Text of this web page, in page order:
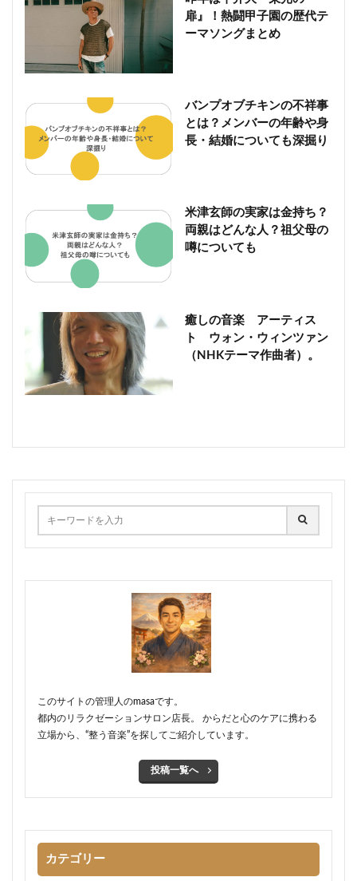
扉』！熱闘甲子園の歴代テ
ーマソングまとめ
バンプオブチキンの不祥事
とは？メンバーの年齢や身
長・結婚についても深掘り
米津玄師の実家は金持ち？
両親はどんな人？祖父母の
噂についても
癒しの音楽 アーティス
ト ウォン・ウィンツァン
（NHKテーマ作曲者）。
このサイトの管理人のmasaです。
都内のリラクゼーションサロン店長。 からだと心のケアに携わる
立場から、“整う音楽”を探してご紹介しています。
投稿一覧へ
カテゴリー